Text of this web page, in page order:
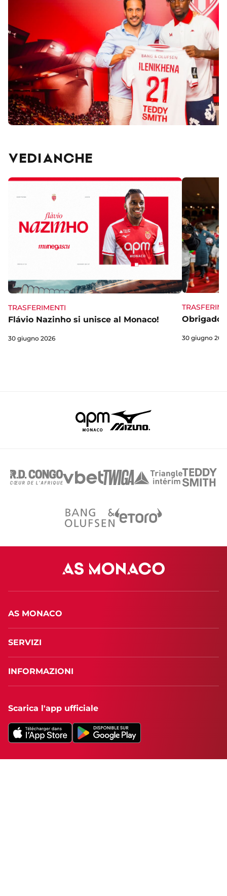
VEDI ANCHE
TRASFERIMENTI
Flávio Nazinho si unisce al Monaco!
30 giugno 2026
Obrigado
30 giugno
AS MONACO
SERVIZI
INFORMAZIONI
Scarica l'app ufficiale